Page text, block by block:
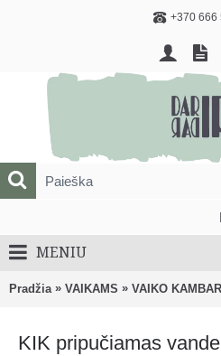
+370 666
MENIU
Pradžia » VAIKAMS » VAIKO
KIK pripučiamas